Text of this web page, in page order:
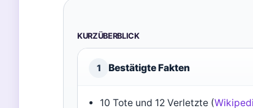
KURZÜBERBLICK
1 Bestätigte Fakten
10 Tote und 12 Verletzte (